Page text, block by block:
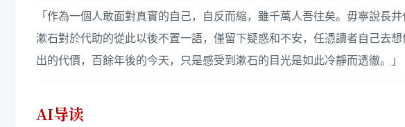
「作為一個人敢面對真實的自己，自反而縮，雖千萬人吾往矣。毋寧說
漱石對於代助的從此以後不置一語，僅留下疑惑和不安，任憑讀者自己去
出的代價，百餘年後的今天，只是感受到漱石的目光是如此冷靜而透徹。」
AI导读